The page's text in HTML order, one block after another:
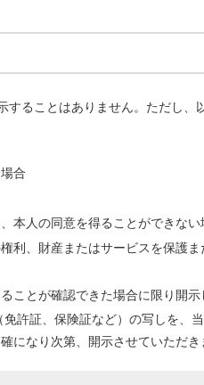
ることはありません。ただし、
合
本人の同意を得ることができない
利、財産またはサービスを保護
ことが確認できた場合に限り開示
証、保険証など）の写しを、当
になり次第、開示させていただき